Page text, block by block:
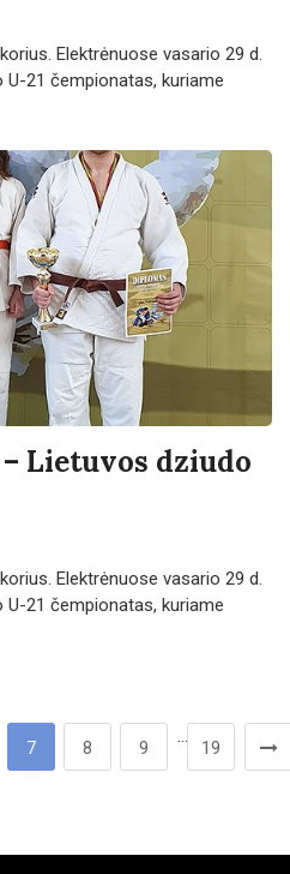
Elektrėnuose vasario 29 d.
21 čempionatas, kuriame
Lietuvos dziudo
Elektrėnuose vasario 29 d.
21 čempionatas, kuriame
7 8 9
…
19